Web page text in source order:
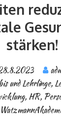
stärken!
und Lehrlinge,
HR,